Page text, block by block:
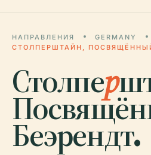
НАПРАВЛЕНИЯ GERMANY
СТОЛПЕРШТАЙН,
Столпер
Беэрендт.